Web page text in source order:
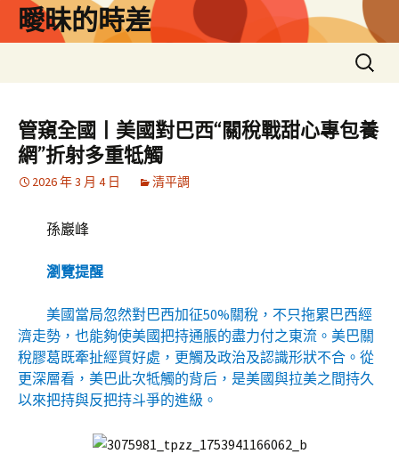
曖昧的時差
搜
尋
鍵
字:
管窺全國丨美國對巴西“關稅戰甜心專包養
網”折射多重牴觸
2026 年 3 月 4 日 清平調
孫巖峰
瀏覽提醒
美國當局忽然對巴西加征50%關稅，不只拖累巴西經
濟走勢，也能夠使美國把持通脹的盡力付之東流。美巴關
稅膠葛既牽扯經貿好處，更觸及政治及認識形狀不合。從
更深層看，美巴此次牴觸的背后，是美國與拉美之間持久
以來把持與反把持斗爭的進級。